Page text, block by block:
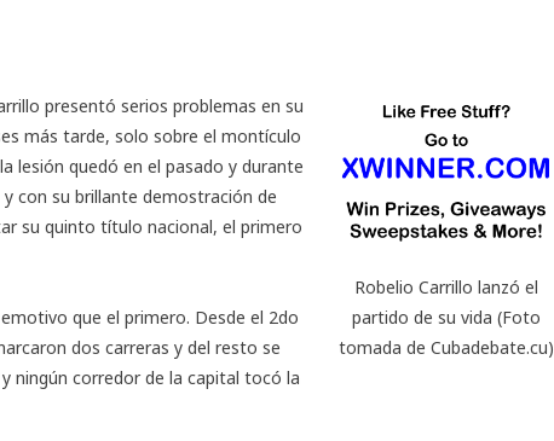
Robelio Carrillo lanzó el
partido de su vida (Foto
tomada de Cubadebate.cu)
presentó serios problemas en su
más tarde, solo sobre el montículo
lesión quedó en el pasado y durante
con su brillante demostración de
su quinto título nacional, el primero
que el primero. Desde el 2do
dos carreras y del resto se
ningún corredor de la capital tocó la